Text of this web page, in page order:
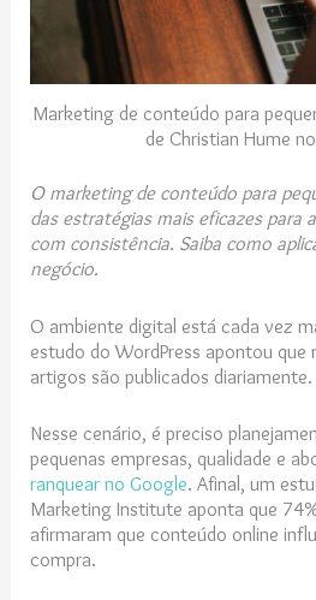
Marketing de conteúdo para
de Christian Hume no
O marketing de conteúdo para
das estratégias mais eficazes para
com consistência. Saiba como
negócio.
O ambiente digital está cada vez
estudo do WordPress apontou que
artigos são publicados diariamente.
Nesse cenário, é preciso
pequenas empresas, qualidade e
ranquear no Google. Afinal, um
Marketing Institute aponta que
afirmaram que conteúdo online
compra.